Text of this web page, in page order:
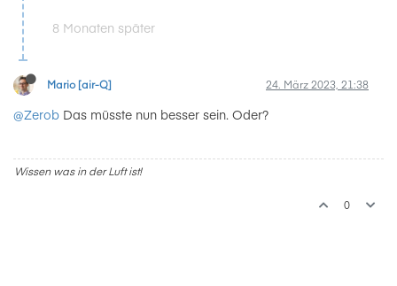
8 Monaten später
Mario [air-Q] 24. März 2023, 21:38
@Zerob Das müsste nun besser sein. Oder?
Wissen was in der Luft ist!
0